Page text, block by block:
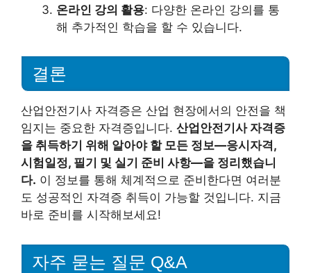
온라인 강의 활용: 다양한 온라인 강의를 통
해 추가적인 학습을 할 수 있습니다.
결론
산업안전기사 자격증은 산업 현장에서의 안전을 책
임지는 중요한 자격증입니다. 산업안전기사 자격증
을 취득하기 위해 알아야 할 모든 정보—응시자격,
시험일정, 필기 및 실기 준비 사항—을 정리했습니
다. 이 정보를 통해 체계적으로 준비한다면 여러분
도 성공적인 자격증 취득이 가능할 것입니다. 지금
바로 준비를 시작해보세요!
자주 묻는 질문 Q&A